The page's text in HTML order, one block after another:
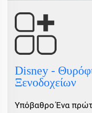
Disney -
Ξενοδοχείων
Υπόβαθρο Ένα